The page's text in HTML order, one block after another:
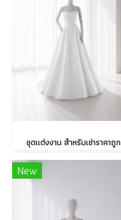
ชุดแต่งงาน สำหรับเช่าราคาถูก
New